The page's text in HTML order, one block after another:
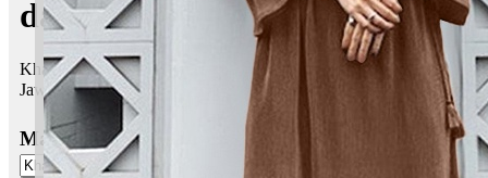
dalam Islam
Khaira Mufeeda bermaksud Kebaikan; Memberi manfaat
Jawi:خيرا موفيده
Masukkan Nama: